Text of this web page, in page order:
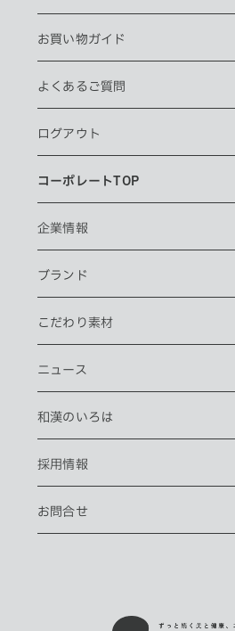
お買い物ガイド
よくあるご質問
ログアウト
コーポレートTOP
企業情報
ブランド
こだわり素材
ニュース
和漢のいろは
採用情報
お問合せ